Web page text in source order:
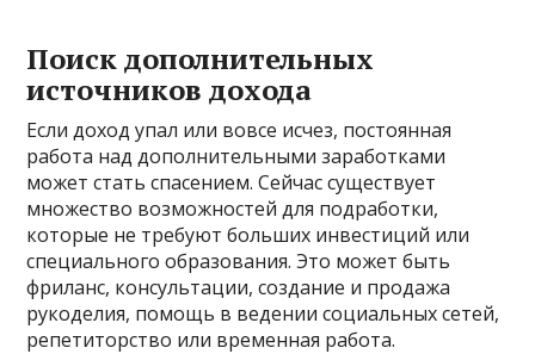
Поиск дополнительных
источников дохода
Если доход упал или вовсе исчез, постоянная
работа над дополнительными заработками
может стать спасением. Сейчас существует
множество возможностей для подработки,
которые не требуют больших инвестиций или
специального образования. Это может быть
фриланс, консультации, создание и продажа
рукоделия, помощь в ведении социальных сетей,
репетиторство или временная работа.